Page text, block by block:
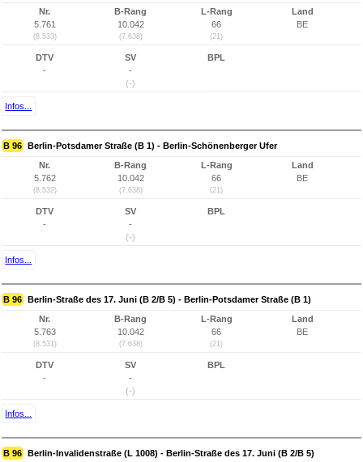
Nr.
5.761
(8.533)
B-Rang
10.042
(7.638)
L-Rang
66
(21)
Land
BE
DTV
-
SV
-
(-)
BPL
Infos...
B 96 Berlin-Potsdamer Straße (B 1) - Berlin-Schönenberger Ufer
Nr.
5.762
(8.532)
B-Rang
10.042
(7.638)
L-Rang
66
(21)
Land
BE
DTV
-
SV
-
(-)
BPL
Infos...
B 96 Berlin-Straße des 17. Juni (B 2/B 5) - Berlin-Potsdamer Straße (B 1)
Nr.
5.763
(8.531)
B-Rang
10.042
(7.638)
L-Rang
66
(21)
Land
BE
DTV
-
SV
-
(-)
BPL
Infos...
B 96 Berlin-Invalidenstraße (L 1008) - Berlin-Straße des 17. Juni (B 2/B 5)